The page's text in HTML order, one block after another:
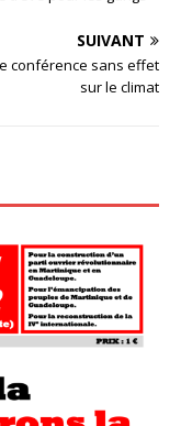
SUIVANT
conférence sans effet
sur le climat